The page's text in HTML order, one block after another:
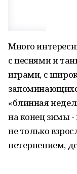
Много
с песнями и
играми, с
«блинная
на конец зимы
не только
нетерпением,